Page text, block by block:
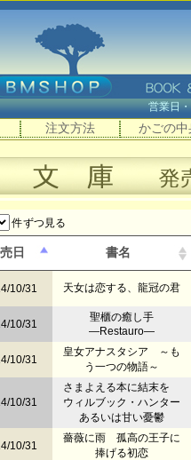
営業
注文方法 かごの中
件ずつ見る
日 書名
10/31 天女は恋する、龍冠の君
10/31
聖櫃の癒し手
―Restauro―
10/31
皇女アナスタシア ～も
う一つの物語～
10/31
さまよえる本に結末を
ウィルブック・ハンター
あるいは甘い憂鬱
10/31
薔薇に雨 孤高の王子に
捧げる初恋